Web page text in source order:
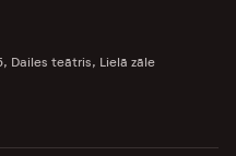
Dailes teātris, Lielā zāle